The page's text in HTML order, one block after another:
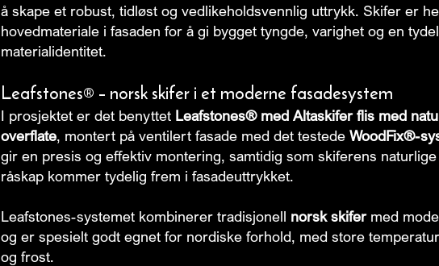
å skape et robust, tidløst og vedlikeholdsvennlig uttrykk. Skifer er
hovedmateriale i fasaden for å gi bygget tyngde, varighet og en
materialidentitet.
Leafstones® – norsk skifer i et moderne fasadesystem
I prosjektet er det benyttet Leafstones® med Altaskifer flis med
overflate, montert på ventilert fasade med det testede WoodFix®-
gir en presis og effektiv montering, samtidig som skiferens
råskap kommer tydelig frem i fasadeuttrykket.
Leafstones-systemet kombinerer tradisjonell norsk skifermed
og er spesielt godt egnet for nordiske forhold, med store
og frost.